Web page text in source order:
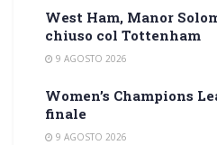
West Ham, Manor
chiuso col Tottenham
9 AGOSTO 2026
Women’s Champions
finale
9 AGOSTO 2026